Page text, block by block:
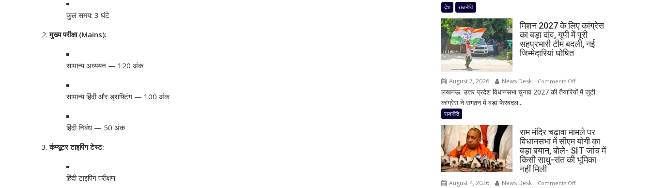
कुल समय: 3 घंटे
मुख्य परीक्षा (Mains):
सामान्य अध्ययन — 120 अंक
सामान्य हिंदी और ड्राफ्टिंग — 100 अंक
हिंदी निबंध — 50 अंक
कंप्यूटर टाइपिंग टेस्ट:
हिंदी टाइपिंग परीक्षण
भी
बड़ी
बड़ा
झटका,
प्रदेश
रामाशीष
राय
दिया
इस्तीफा
देश राजनीति
मिशन 2027 के लिए कांग्रेस
का बड़ा दांव, यूपी में पूरी
सहप्रभारी टीम बदली, नई
जिम्मेदारियां घोषित
August 7, 2026 News Desk Comments Offon
मिशन
कांग्रेस
का
बड़ा
दांव,
लखनऊ: उत्तर प्रदेश विधानसभा चुनाव 2027 की तैयारियों में जुटी
कांग्रेस ने संगठन में बड़ा फेरबदल...
राजनीति
राम मंदिर चढ़ावा मामले पर
विधानसभा में सीएम योगी का
बड़ा बयान, बोले- SIT जांच में
किसी साधु-संत की भूमिका
नहीं मिली
August 4, 2026 News Desk Comments Offon